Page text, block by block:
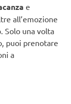
e
all’emozione
Solo una volta
puoi prenotare
a